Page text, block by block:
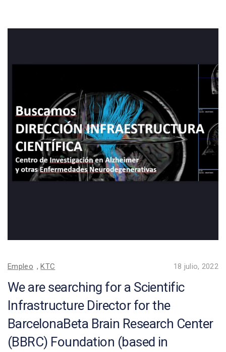
Empleo ,KTC 18 julio, 2022
We are searching for a Scientific
Infrastructure Director for the
BarcelonaBeta Brain Research Center
(BBRC) Foundation (based in